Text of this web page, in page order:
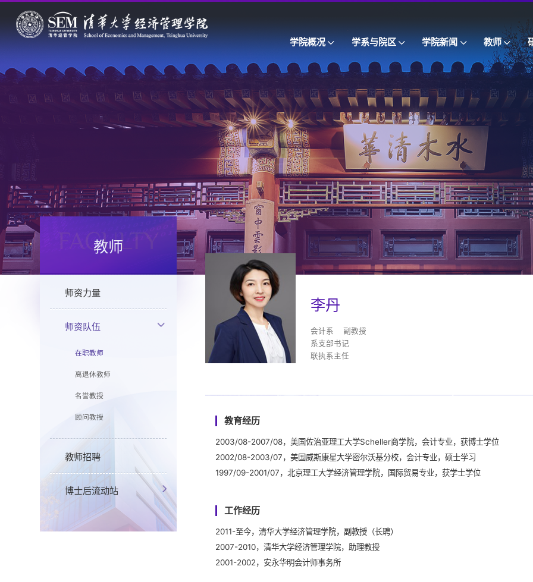
学院概况 学系与院区 学院新闻 教师
教师
FACULTY
师资力量
师资队伍
在职教师
离退休教师
名誉教授
顾问教授
教师招聘
博士后流动站
李丹
会计系 副教授
系支部书记
联执系主任
教育经历
2003/08-2007/08，美国佐治亚理工大学Scheller商学院，会计专业，获博士学位
2002/08-2003/07，美国威斯康星大学密尔沃基分校，会计专业，硕士学习
1997/09-2001/07，北京理工大学经济管理学院，国际贸易专业，获学士学位
工作经历
2011-至今，清华大学经济管理学院，副教授（长聘）
2007-2010，清华大学经济管理学院，助理教授
2001-2002，安永华明会计师事务所